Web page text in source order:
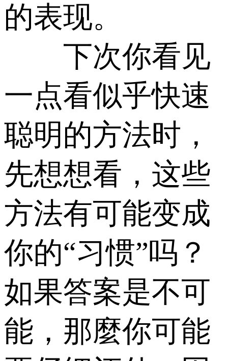
的表现。
下次你看见
一点看似乎快速
聪明的方法时，
先想想看，这些
方法有可能变成
你的“习惯”吗？
如果答案是不可
能，那麼你可能